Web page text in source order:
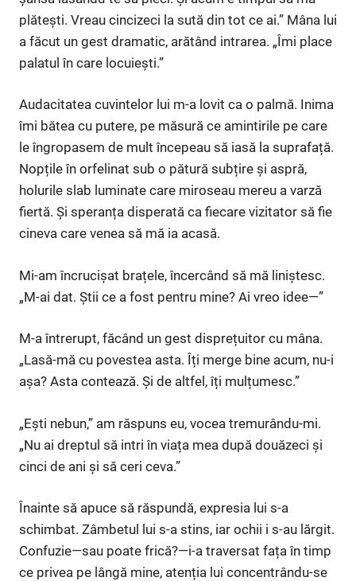
plătești. Vreau cincizeci la sută din tot ce ai.” Mâna lui
a făcut un gest dramatic, arătând intrarea. „Îmi place
palatul în care locuiești.”
Audacitatea cuvintelor lui m-a lovit ca o palmă. Inima
îmi bătea cu putere, pe măsură ce amintirile pe care
le îngropasem de mult începeau să iasă la suprafață.
Nopțile în orfelinat sub o pătură subțire și aspră,
holurile slab luminate care miroseau mereu a varză
fiertă. Și speranța disperată ca fiecare vizitator să fie
cineva care venea să mă ia acasă.
Mi-am încrucișat brațele, încercând să mă liniștesc.
„M-ai dat. Știi ce a fost pentru mine? Ai vreo idee—”
M-a întrerupt, făcând un gest disprețuitor cu mâna.
„Lasă-mă cu povestea asta. Îți merge bine acum, nu-i
așa? Asta contează. Și de altfel, îți mulțumesc.”
„Ești nebun,” am răspuns eu, vocea tremurându-mi.
„Nu ai dreptul să intri în viața mea după douăzeci și
cinci de ani și să ceri ceva.”
Înainte să apuce să răspundă, expresia lui s-a
schimbat. Zâmbetul lui s-a stins, iar ochii i s-au lărgit.
Confuzie—sau poate frică?—i-a traversat fața în timp
ce privea pe lângă mine, atenția lui concentrându-se